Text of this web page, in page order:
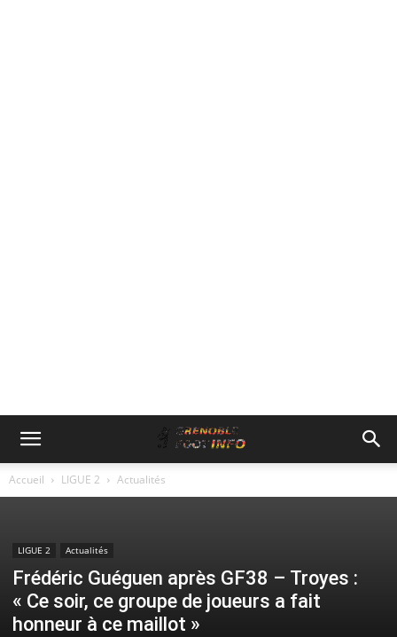
Accueil LIGUE 2 Actualités
LIGUE 2 Actualités
Frédéric Guéguen après GF38 – Troyes :
« Ce soir, ce groupe de joueurs a fait
honneur à ce maillot »